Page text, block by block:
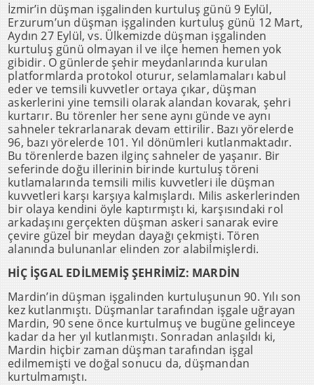
İzmir’in düşman işgalinden kurtuluş günü 9 Eylül,
Erzurum’un düşman işgalinden kurtuluş günü 12 Mart,
Aydın 27 Eylül, vs. Ülkemizde düşman işgalinden
kurtuluş günü olmayan il ve ilçe hemen hemen yok
gibidir. O günlerde şehir meydanlarında kurulan
platformlarda protokol oturur, selamlamaları kabul
eder ve temsili kuvvetler ortaya çıkar, düşman
askerlerini yine temsili olarak alandan kovarak, şehri
kurtarır. Bu törenler her sene aynı günde ve aynı
sahneler tekrarlanarak devam ettirilir. Bazı yörelerde
96, bazı yörelerde 101. Yıl dönümleri kutlanmaktadır.
Bu törenlerde bazen ilginç sahneler de yaşanır. Bir
seferinde doğu illerinin birinde kurtuluş töreni
kutlamalarında temsili milis kuvvetleri ile düşman
kuvvetleri karşı karşıya kalmışlardı. Milis askerlerinden
bir olaya kendini öyle kaptırmıştı ki, karşısındaki rol
arkadaşını gerçekten düşman askeri sanarak evire
çevire güzel bir meydan dayağı çekmişti. Tören
alanında bulunanlar elinden zor alabilmişlerdi.
HİÇ İŞGAL EDİLMEMİŞ ŞEHRİMİZ: MARDİN
Mardin’in düşman işgalinden kurtuluşunun 90. Yılı son
kez kutlanmıştı. Düşmanlar tarafından işgale uğrayan
Mardin, 90 sene önce kurtulmuş ve bugüne gelinceye
kadar da her yıl kutlanmıştı. Sonradan anlaşıldı ki,
Mardin hiçbir zaman düşman tarafından işgal
edilmemişti ve doğal sonucu da, düşmandan
kurtulmamıştı.